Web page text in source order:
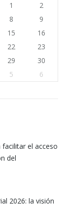
1
2
8
9
15
16
22
23
29
30
5 6
el acceso
del
2026: la visión